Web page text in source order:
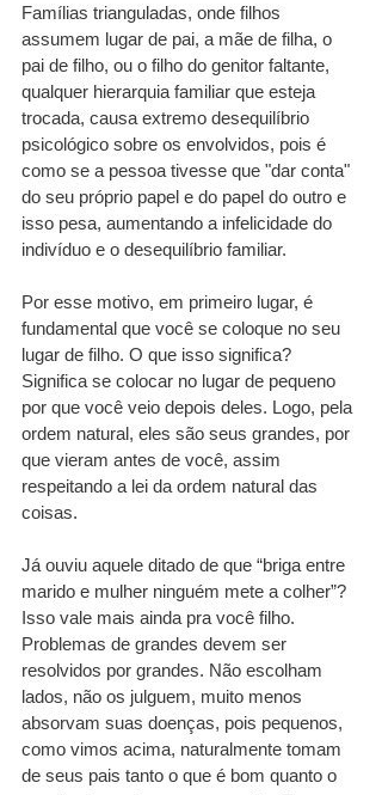
Famílias trianguladas, onde filhos
assumem lugar de pai, a mãe de filha, o
pai de filho, ou o filho do genitor faltante,
qualquer hierarquia familiar que esteja
trocada, causa extremo desequilíbrio
psicológico sobre os envolvidos, pois é
como se a pessoa tivesse que "dar conta"
do seu próprio papel e do papel do outro e
isso pesa, aumentando a infelicidade do
indivíduo e o desequilíbrio familiar.
Por esse motivo, em primeiro lugar, é
fundamental que você se coloque no seu
lugar de filho. O que isso significa?
Significa se colocar no lugar de pequeno
por que você veio depois deles. Logo, pela
ordem natural, eles são seus grandes, por
que vieram antes de você, assim
respeitando a lei da ordem natural das
coisas.
Já ouviu aquele ditado de que “briga entre
marido e mulher ninguém mete a colher”?
Isso vale mais ainda pra você filho.
Problemas de grandes devem ser
resolvidos por grandes. Não escolham
lados, não os julguem, muito menos
absorvam suas doenças, pois pequenos,
como vimos acima, naturalmente tomam
de seus pais tanto o que é bom quanto o